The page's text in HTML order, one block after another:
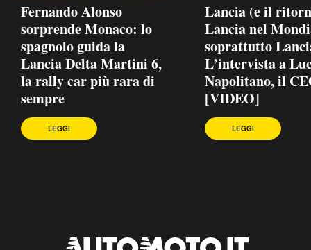
Fernando Alonso
sorprende Monaco: lo
spagnolo guida la
Lancia Delta Martini 6,
la rally car più rara di
sempre
LEGGI
Lancia (e il
Lancia nel
soprattutto
L’intervista a
Napolitano, il
[VIDEO]
LEGGI